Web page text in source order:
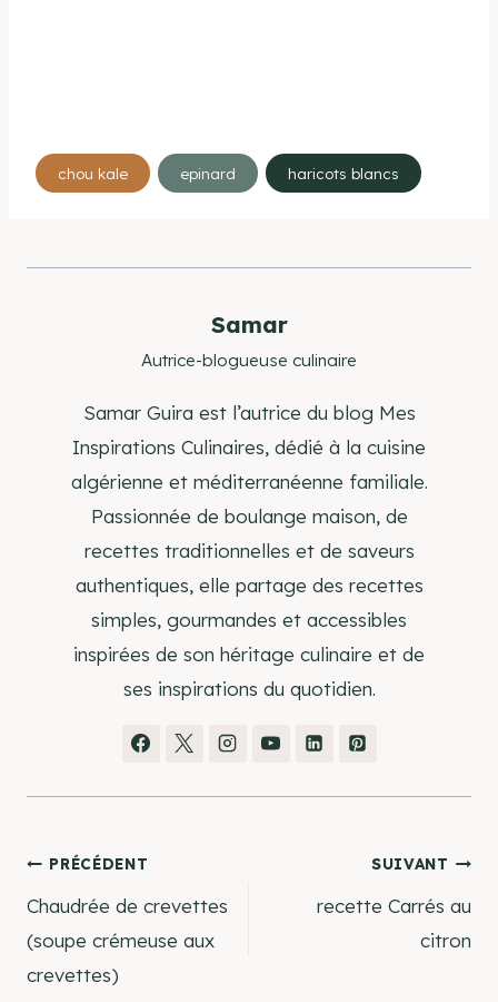
Étiquettes
de
publication :
chou kale epinard haricots blancs
Samar
Autrice-blogueuse culinaire
Samar Guira est l’autrice du blog Mes
Inspirations Culinaires, dédié à la cuisine
algérienne et méditerranéenne familiale.
Passionnée de boulange maison, de
recettes traditionnelles et de saveurs
authentiques, elle partage des recettes
simples, gourmandes et accessibles
inspirées de son héritage culinaire et de
ses inspirations du quotidien.
Navigation
de
PRÉCÉDENT
Chaudrée de crevettes
(soupe crémeuse aux
crevettes)
SUIVANT
recette Carrés au
citron